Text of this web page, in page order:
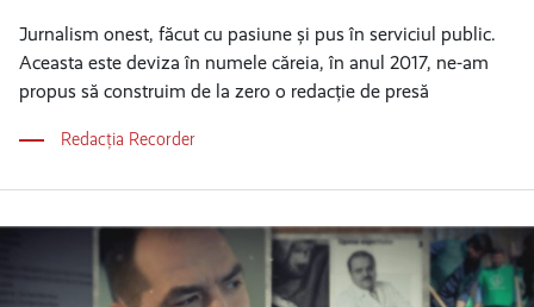
Jurnalism onest, făcut cu pasiune și pus în serviciul public.
Aceasta este deviza în numele căreia, în anul 2017, ne-am
propus să construim de la zero o redacție de presă
Redacția Recorder